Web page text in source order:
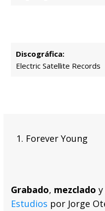
Discográfica:
Electric Satellite Records
Forever Young
Grabado, mezclado y
Estudios por Jorge